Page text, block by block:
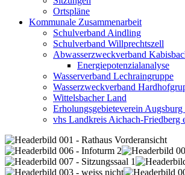
Ortspläne
Kommunale Zusammenarbeit
Schulverband Aindling
Schulverband Willprechtszell
Abwasserzweckverband
Energiepotenzialanalyse
Wasserverband Lechraingruppe
Wasserzweckverband
Wittelsbacher Land
Erholungsgebieteverein Augsburg
vhs Landkreis Aichach-Friedberg